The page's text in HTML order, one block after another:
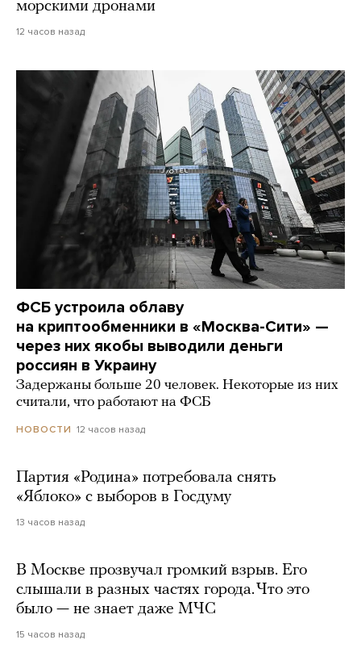
морскими дронами
12 часов назад
ФСБ устроила облаву
на криптообменники в «Москва-Сити» —
через них якобы выводили деньги
россиян в Украину
Задержаны больше 20 человек. Некоторые из них
считали, что работают на ФСБ
НОВОСТИ 12 часов назад
Партия «Родина» потребовала снять
«Яблоко» с выборов в Госдуму
13 часов назад
В Москве прозвучал громкий взрыв. Его
слышали в разных частях города. Что это
было — не знает даже МЧС
15 часов назад